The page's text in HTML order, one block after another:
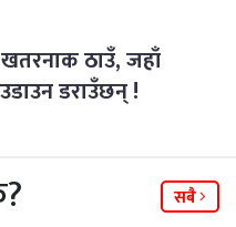
ठाउँ, जहाँ
डराउँछन् !
सबै